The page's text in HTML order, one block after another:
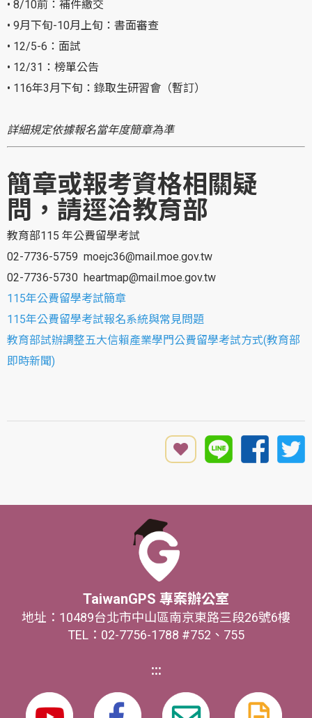
• 8/10前：補件繳交
• 9月下旬-10月上旬：書面審查
• 12/5-6：面試
• 12/31：榜單公告
• 116年3月下旬：錄取生研習會（暫訂）
詳細規定依據報名當年度簡章為準
簡章或報考資格相關疑
問，請逕洽教育部
教育部115 年公費留學考試
02-7736-5759 moejc36@mail.moe.gov.tw
02-7736-5730 heartmap@mail.moe.gov.tw
115年公費留學考試簡章
115年公費留學考試報名系統與常見問題
教育部試辦調整五大信賴產業學門公費留學考試方式(教育部
即時新聞)
TaiwanGPS 專案辦公室
地址：10489台北市中山區南京東路三段26號6樓
TEL：02-7756-1788 #752、755
:::